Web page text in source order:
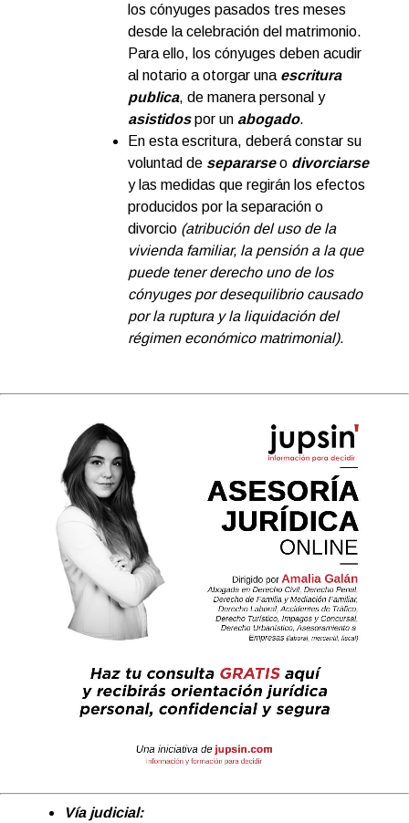
los cónyuges pasados tres meses
desde la celebración del matrimonio.
Para ello, los cónyuges deben acudir
al notario a otorgar una escritura
publica, de manera personal y
asistidospor un abogado.
En esta escritura, deberá constar su
voluntad de separarseo divorciarse
y las medidas que regirán los efectos
producidos por la separación o
divorcio (atribución del uso de la
vivienda familiar, la pensión a la que
puede tener derecho uno de los
cónyuges por desequilibrio causado
por la ruptura y la liquidación del
régimen económico matrimonial).
Vía judicial: